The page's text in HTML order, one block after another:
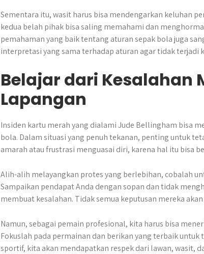
Sementara itu, wasit harus bisa mendengarkan keluhan
kedua belah pihak bisa saling memahami dan
pemahaman yang baik tentang aturan sepak bola juga
interpretasi yang sama terhadap aturan agar tidak terjadi
Belajar dari Kesalahan
Lapangan
Insiden kartu merah yang dialami Jude Bellingham bisa
bola. Dalam situasi yang penuh tekanan, penting untuk
amarah atau frustrasi menguasai diri, karena hal itu bisa
Alih-alih melayangkan protes yang berlebihan, cobalah
Sampaikan pendapat Anda dengan sopan dan tidak
membuat kesalahan. Tidak semua keputusan mereka
Namun, sebagai pemain profesional, kita harus bisa
Fokuslah pada permainan dan berikan yang terbaik
sportif, kita akan mendapatkan respek dari lawan, wasit,